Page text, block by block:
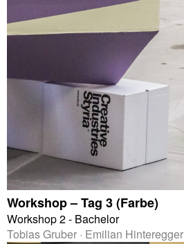
Workshop – Tag 3 (Farbe)
Workshop 2 - Bachelor
Tobias Gruber · Emilian Hinteregger